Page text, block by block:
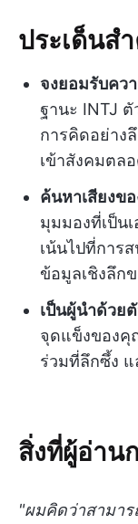
ประเด็นส
จงยอมรับคว
ฐานะ INTJ
การคิดอย่าง
เข้าสังคมตลอ
ค้นหาเสียงข
มุมมองที่เป็น
เน้นไปที่การ
ข้อมูลเชิงลึก
เป็นผู้นำด้วย
จุดแข็งของคุ
ร่วมที่ลึกซึ้ง
สิ่งที่ผู้อ่าน
"ผมคิดว่าสามา